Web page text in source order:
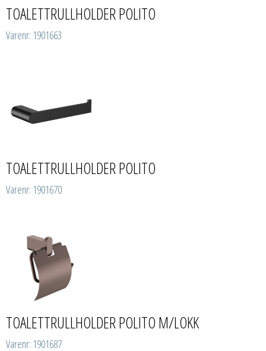
TOALETTRULLHOLDER POLITO
Varenr: 1901663
TOALETTRULLHOLDER POLITO
Varenr: 1901670
TOALETTRULLHOLDER POLITO M/LOKK
Varenr: 1901687